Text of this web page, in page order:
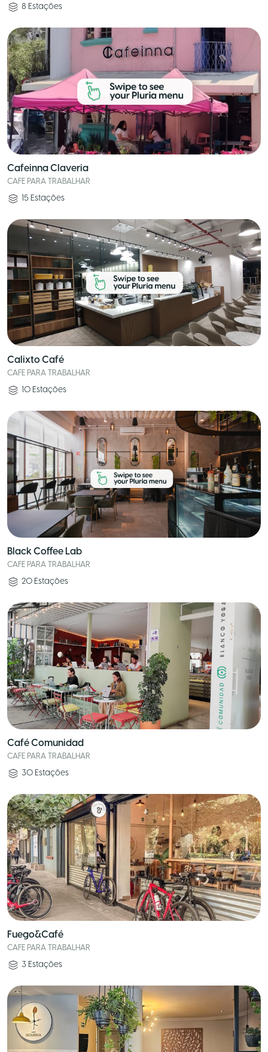
8 Estações
Cafeinna Claveria
CAFE PARA TRABALHAR
15 Estações
Calixto Café
CAFE PARA TRABALHAR
10 Estações
Black Coffee Lab
CAFE PARA TRABALHAR
20 Estações
Café Comunidad
CAFE PARA TRABALHAR
30 Estações
Fuego&Café
CAFE PARA TRABALHAR
3 Estações